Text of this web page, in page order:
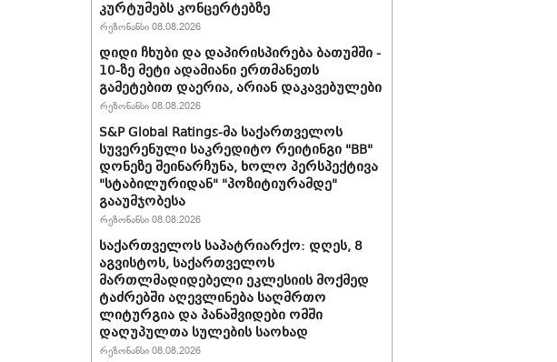
კურტუმებს კონცერტებზე
რეზონანსი 08.08.2026
დიდი ჩხუბი და დაპირისპირება ბათუმში -
10-ზე მეტი ადამიანი ერთმანეთს
გამეტებით დაერია, არიან დაკავებულები
რეზონანსი 08.08.2026
S&P Global Ratings-მა საქართველოს
სუვერენული საკრედიტო რეიტინგი "BB"
დონეზე შეინარჩუნა, ხოლო პერსპექტივა
"სტაბილურიდან" "პოზიტიურამდე"
გააუმჯობესა
რეზონანსი 08.08.2026
საქართველოს საპატრიარქო: დღეს, 8
აგვისტოს, საქართველოს
მართლმადიდებელი ეკლესიის მოქმედ
ტაძრებში აღევლინება საღმრთო
ლიტურგია და პანაშვიდები ომში
დაღუპულთა სულების საოხად
რეზონანსი 08.08.2026